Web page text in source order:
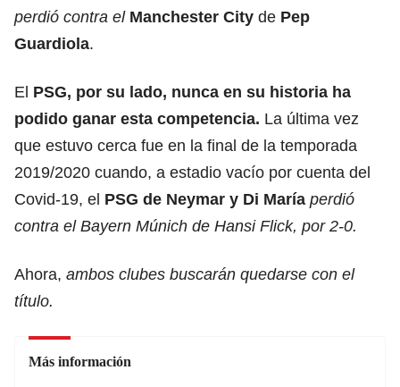
perdió contra el Manchester City de Pep
Guardiola.
El PSG, por su lado, nunca en su historia ha
podido ganar esta competencia. La última vez
que estuvo cerca fue en la final de la temporada
2019/2020 cuando, a estadio vacío por cuenta del
Covid-19, el PSG de Neymar y Di María perdió
contra el Bayern Múnich de Hansi Flick, por 2-0.
Ahora, ambos clubes buscarán quedarse con el
título.
Más información